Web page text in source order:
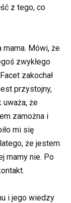
z tego, co
Mówi, że
zwykłego
zakochał
przystojny,
uważa, że
zamożna i
mi się
że jestem
mamy nie. Po
i jego wiedzy